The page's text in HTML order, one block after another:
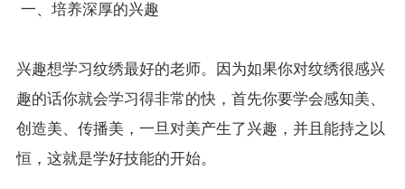
一、培养深厚的兴趣
兴趣想学习纹绣最好的老师。因为如果你对纹绣很感兴
趣的话你就会学习得非常的快，首先你要学会感知美、
创造美、传播美，一旦对美产生了兴趣，并且能持之以
恒，这就是学好技能的开始。